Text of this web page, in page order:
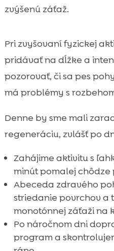
zvýšenú záťaž.
Pri zvyšovaní fyzickej
pridávať na dĺžke a
pozorovať, či sa pes
má problémy s
Denne by sme mali
regeneráciu, zvlášť po
Zahájime aktivitu s
minút pomalej
Abeceda zdravého
striedanie povrchov a
monotónnej záťaži na
Po náročnom dni
program a